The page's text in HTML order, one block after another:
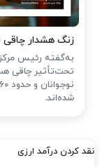
زنگ هشدار چاقی
به‌گفته رئیس
شده‌اند.
نقد کردن درآمد ارزی